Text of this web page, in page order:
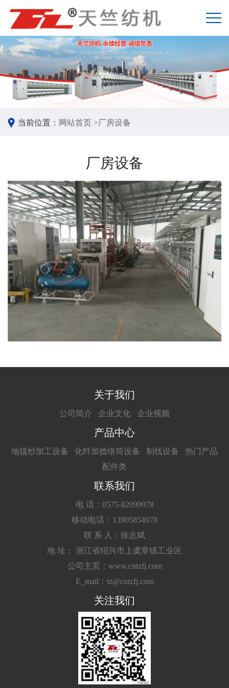
当前位置： 网站首页 >厂房设备
厂房设备
关于我们
公司简介 企业文化 企业视频
产品中心
地毯纱加工设备 化纤加捻络筒设备 制线设备
热门产品
配件类
联系我们
电 话：0575-82099978
移动电话：13905854978
联 系 人：徐志斌
地 址： 浙江省绍兴市上虞章镇工业区
公司主页：www.cntzfj.com
E_mail：tz@cntzfj.com
关注我们